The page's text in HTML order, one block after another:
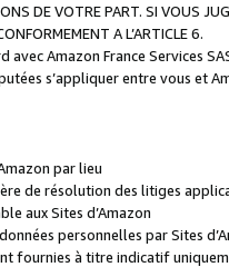
DE VOTRE PART. SI VOUS
A L’ARTICLE 6.
avec Amazon France Services
s’appliquer entre vous et
par lieu
de résolution des litiges
aux Sites d’Amazon
personnelles par Sites
fournies à titre indicatif